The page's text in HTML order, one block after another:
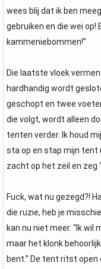
wees blij dat ik ben
gebruiken en die wei op!
kammeniebommen!”
Die laatste vloek
hardhandig wordt
geschopt en twee
die volgt, wordt alleen
tenten verder. Ik houd
sta op en stap mijn tent
zacht op het zeil en zeg
Fuck, wat nu gezegd?!
die ruzie, heb je
kan nu niet meer. “Ik wil
maar het klonk
bent.” De tent ritst